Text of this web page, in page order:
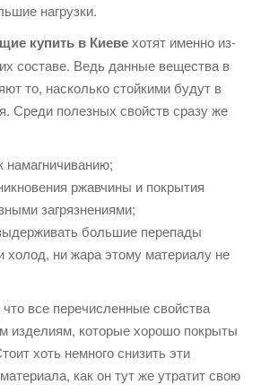
нагрузки.
купить в Киевехотят именно из-
составе. Ведь данные вещества в
то, насколько стойкими будут в
Среди полезных свойств сразу же
намагничиванию;
ржавчины и покрытия
загрязнениями;
большие перепады
холод, ни жара этому материалу не
все перечисленные свойства
изделиям, которые хорошо покрыты
хоть немного снизить эти
как он тут же утратит свою